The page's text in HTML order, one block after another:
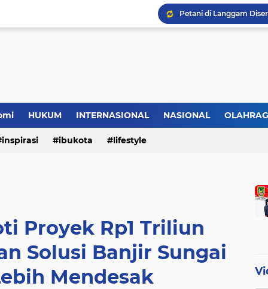
HUKUM INTERNASIONAL NASIONAL
inspirasi ibukota lifestyle
Proyek Rp1 Triliun
Solusi Banjir Sungai
Mendesak